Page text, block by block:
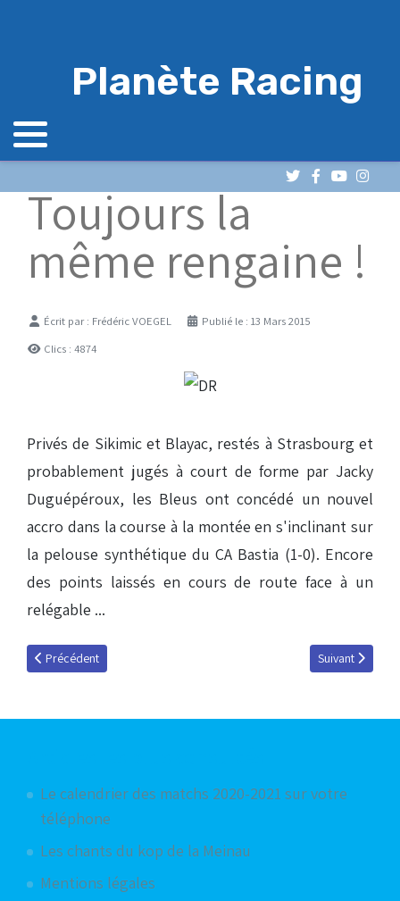
Planète Racing
Toujours la
même rengaine !
DétailsÉcrit par : Frédéric VOEGEL
Publié le : 13 Mars 2015
Clics : 4874
Privés de Sikimic et Blayac, restés à Strasbourg et
probablement jugés à court de forme par Jacky
Duguépéroux, les Bleus ont concédé un nouvel
accro dans la course à la montée en s'inclinant sur
la pelouse synthétique du CA Bastia (1-0). Encore
des points laissés en cours de route face à un
relégable ...
Article précédent : Service minimum
Précédent Article suivant :
Suivant
Le calendrier des matchs 2020-2021 sur votre
téléphone
Les chants du kop de la Meinau
Mentions légales